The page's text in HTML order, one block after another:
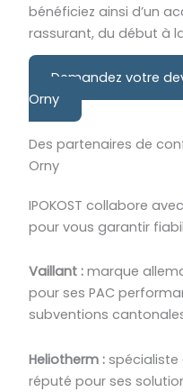
bénéficiez ainsi d’un
rassurant, du début à
Demandez votre
Orny
Des partenaires de
Orny
IPOKOST collabore
pour vous garantir
Vaillant : marque
pour ses PAC
subventions
Heliotherm : spécialiste
réputé pour ses